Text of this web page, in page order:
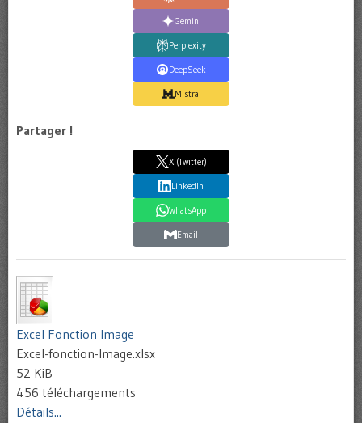
Gemini
Perplexity
DeepSeek
Mistral
Partager !
X (Twitter)
LinkedIn
WhatsApp
Email
Excel Fonction Image
Excel-fonction-Image.xlsx
52 KiB
456 téléchargements
Détails...